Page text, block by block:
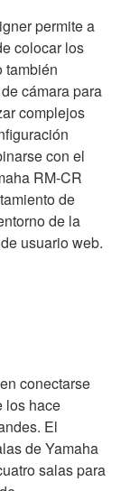
permite a
colocar los
también
cámara para
complejos
con el
RM-CR
de
de la
usuario web.
conectarse
los hace
El
de Yamaha
salas para